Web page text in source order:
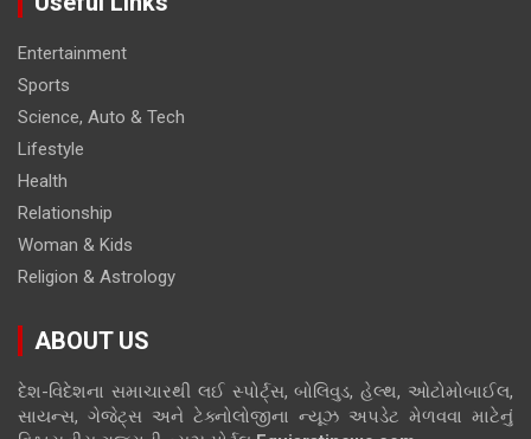
Entertainment
Sports
Science, Auto & Tech
Lifestyle
Health
Relationship
Woman & Kids
Religion & Astrology
ABOUT US
દેશ-વિદેશના સમાચારથી લઈ સ્પોર્ટ્સ, બોલિવુડ, હેલ્થ, ઓટોમોબાઈલ,
સાયન્સ, ગેજેટ્સ અને ટેક્નોલોજીના ન્યૂઝ અપડેટ મેળવવા માટેનું